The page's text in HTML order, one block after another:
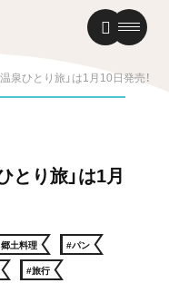
温泉ひとり旅」は1月10日発売！
とり旅」は1月
郷土料理
#パン
#旅行